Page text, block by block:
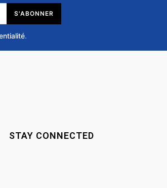
S'ABONNER
.
STAY CONNECTED